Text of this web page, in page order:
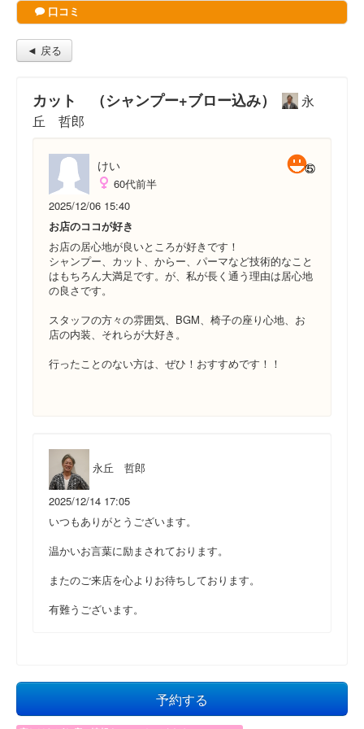
口コミ
◄ 戻る
カット （シャンプー+ブロー込み）
永
丘 哲郎
けい
60代前半
2025/12/06 15:40
お店のココが好き
お店の居心地が良いところが好きです！
シャンプー、カット、からー、パーマなど技術的なこと
はもちろん大満足です。が、私が長く通う理由は居心地
の良さです。
スタッフの方々の雰囲気、BGM、椅子の座り心地、お
店の内装、それらが大好き。
行ったことのない方は、ぜひ！おすすめです！！
永丘 哲郎
2025/12/14 17:05
いつもありがとうございます。
温かいお言葉に励まされております。
またのご来店を心よりお待ちしております。
有難うございます。
予約する